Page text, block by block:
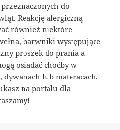
do
Reakcję alergiczną
również niektóre
barwniki występujące
proszek do prania a
osiadać choćby w
dywanach lub materacach.
na portalu dla